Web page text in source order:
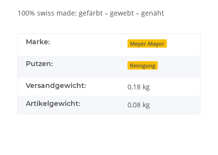
100% swiss made: gefärbt – gewebt – genäht
Marke: Meyer-Mayor
Putzen: Reinigung
Versandgewicht: 0,18 kg
Artikelgewicht: 0,08 kg